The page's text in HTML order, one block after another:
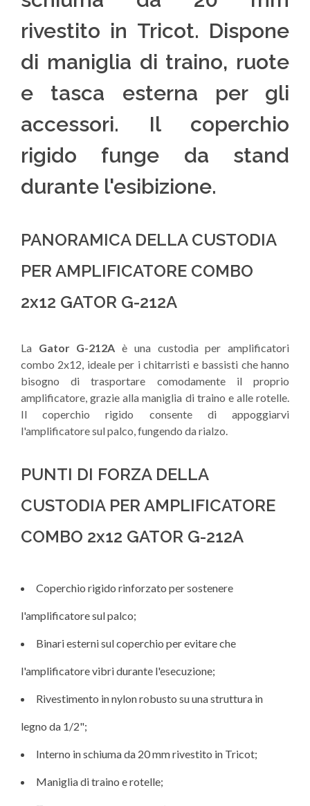
rivestito in Tricot. Dispone
di maniglia di traino, ruote
e tasca esterna per gli
accessori. Il coperchio
rigido funge da stand
durante l'esibizione.
PANORAMICA DELLA CUSTODIA
PER AMPLIFICATORE COMBO
2x12 GATOR G-212A
La Gator G-212A è una custodia per amplificatori
combo 2x12, ideale per i chitarristi e bassisti che hanno
bisogno di trasportare comodamente il proprio
amplificatore, grazie alla maniglia di traino e alle rotelle.
Il coperchio rigido consente di appoggiarvi
l'amplificatore sul palco, fungendo da rialzo.
PUNTI DI FORZA DELLA
CUSTODIA PER AMPLIFICATORE
COMBO 2x12 GATOR G-212A
Coperchio rigido rinforzato per sostenere
l'amplificatore sul palco;
Binari esterni sul coperchio per evitare che
l'amplificatore vibri durante l'esecuzione;
Rivestimento in nylon robusto su una struttura in
legno da 1/2";
Interno in schiuma da 20 mm rivestito in Tricot;
Maniglia di traino e rotelle;